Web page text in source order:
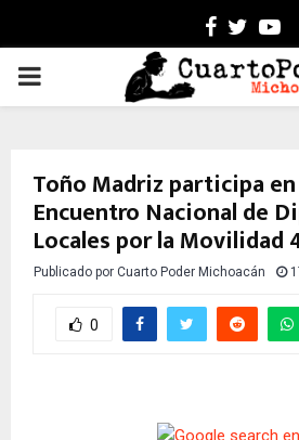
Facebook
PRIMARY
Toño Madriz participa
Encuentro Nacional de
Locales por la Movilidad
Publicado por Cuarto Poder Michoacán
0